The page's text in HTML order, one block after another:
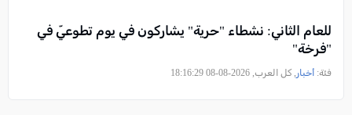
للعام الثاني: نشطاء "حرية" يشاركون في يوم تطوعيّ في
"فرخة"
فئة: أخبار , كل العرب, 2026-08-08 18:16:29